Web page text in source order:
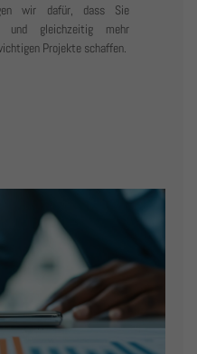
wir dafür, dass Sie
und gleichzeitig mehr
Projekte schaffen.